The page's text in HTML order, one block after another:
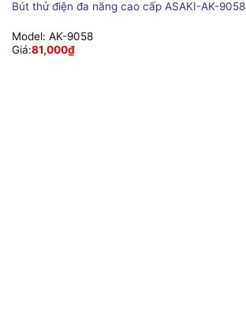
Bút thử điện đa năng cao cấp ASAKI-AK-9058
Model: AK-9058
Giá:81,000₫